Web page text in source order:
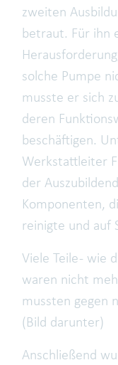
zweiten
betraut. Für ihn
solche Pumpe
musste er sich
deren
beschäftigen.
Werkstattleiter
der
Komponenten,
reinigte und auf
Viele Teile - wie
waren nicht
mussten gegen
(Bild darunter)
Anschließend